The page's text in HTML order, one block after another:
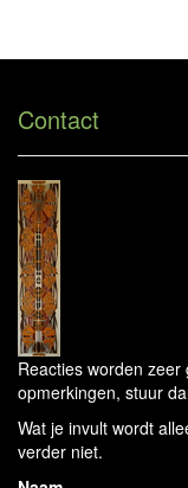
Contact
Reacties worden
opmerkingen, stuur
Wat je invult wordt
verder niet.